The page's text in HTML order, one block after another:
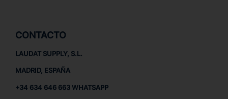
CONTACTO
LAUDAT SUPPLY, S.L.
MADRID, ESPAÑA
+34 634 646 663 WHATSAPP